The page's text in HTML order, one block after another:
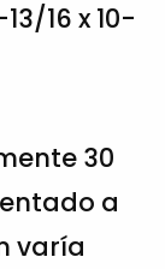
16 x 10-
30
a
varía